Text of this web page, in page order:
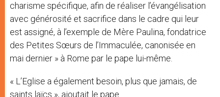
charisme spécifique, afin de réaliser l’évangélisation
avec générosité et sacrifice dans le cadre qui leur
est assigné, à l’exemple de Mère Paulina, fondatrice
des Petites Sœurs de l’Immaculée, canonisée en
mai dernier » à Rome par le pape lui-même.
« L’Eglise a également besoin, plus que jamais, de
saints laïcs », ajoutait le pape.